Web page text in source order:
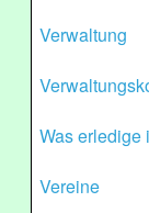
Verwaltung
Was erledige
Vereine